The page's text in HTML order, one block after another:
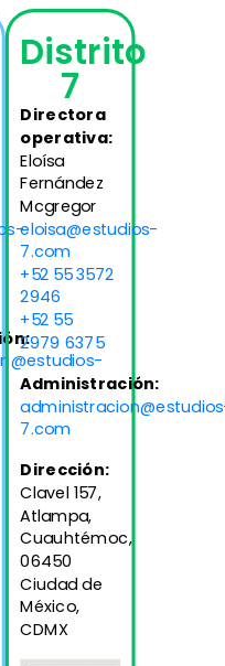
Distrito
7
Directora
operativa:
Eloísa
Fernández
Mcgregor
eloisa@estudios-
7.com
+52 55 3572
2946
+52 55
2979 6375
Administración:
7.com
Dirección:
Clavel 157,
Atlampa,
Cuauhtémoc,
06450
Ciudad de
México,
CDMX